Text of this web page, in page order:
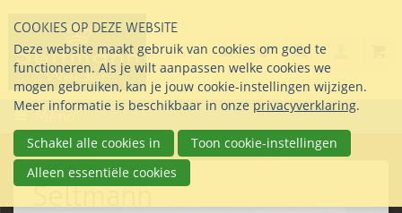
links
over
Direct
naar
inhoud
Direct
naar
het
info@seltmann-
Stel uw vraag
085 76 07 000
Search
Menu
Seltmann
COOKIES OP DEZE WEBSITE
Deze website maakt gebruik van cookies om goed te
functioneren. Als je wilt aanpassen welke cookies we
mogen gebruiken, kan je jouw cookie-instellingen wijzigen.
Meer informatie is beschikbaar in onze privacyverklaring.
Schakel alle cookies in
Toon cookie-instellingen
Alleen essentiële cookies